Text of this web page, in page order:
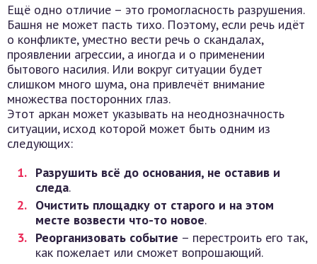
Ещё одно отличие – это громогласность разрушения.
Башня не может пасть тихо. Поэтому, если речь идёт
о конфликте, уместно вести речь о скандалах,
проявлении агрессии, а иногда и о применении
бытового насилия. Или вокруг ситуации будет
слишком много шума, она привлечёт внимание
множества посторонних глаз.
Этот аркан может указывать на неоднозначность
ситуации, исход которой может быть одним из
следующих:
Разрушить всё до основания, не оставив и
следа.
Очистить площадку от старого и на этом
месте возвести что-то новое.
Реорганизовать событие – перестроить его так,
как пожелает или сможет вопрошающий.